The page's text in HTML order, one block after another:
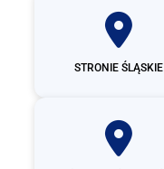
STRONIE ŚLĄSKIE